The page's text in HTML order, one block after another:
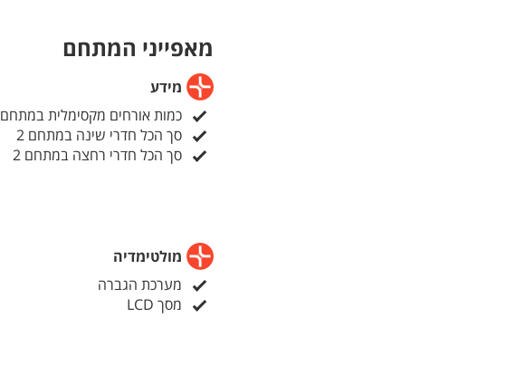
מאפייני המתחם
מידע
כמות אורחים מקסימלית במתחם 100
סך הכל חדרי שינה במתחם 2
סך הכל חדרי רחצה במתחם 2
מולטימדיה
מערכת הגברה
מסך LCD